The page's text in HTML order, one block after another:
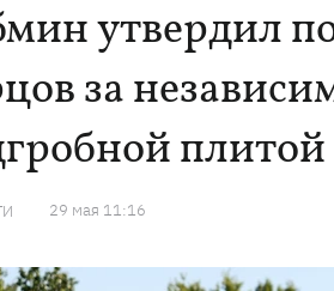
утвердил
за
плитой
29 мая 11:16